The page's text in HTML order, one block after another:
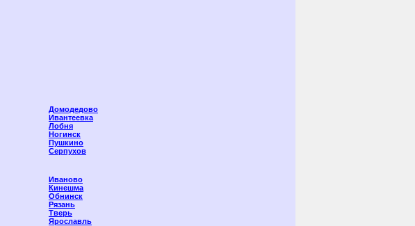
Домодедово
Ивантеевка
Лобня
Ногинск
Пушкино
Серпухов
Иваново
Кинешма
Обнинск
Рязань
Тверь
Ярославль